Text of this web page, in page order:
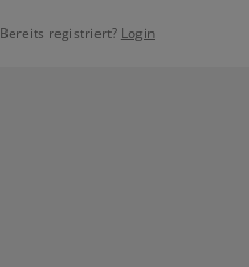
Bereits registriert? Login